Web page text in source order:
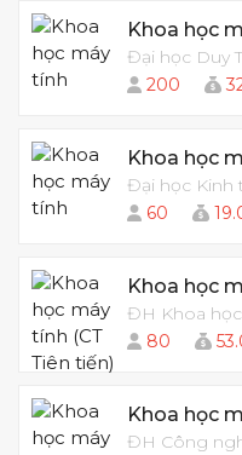
Khoa học
Đại học Duy
200
Khoa học
Đại học Kinh
60
Khoa học
ĐH Khoa
80
Khoa học
ĐH Công